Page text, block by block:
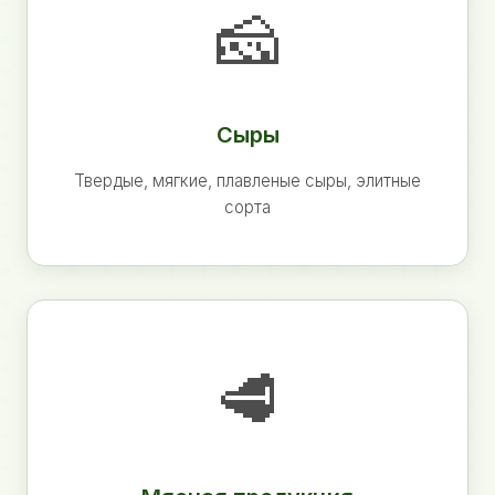
🧀
Сыры
Твердые, мягкие, плавленые сыры, элитные
сорта
🥩